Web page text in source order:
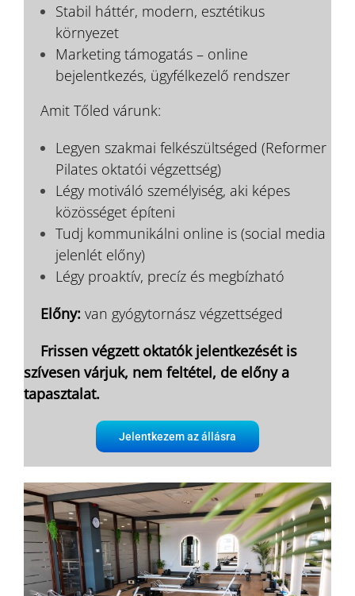
Stabil háttér, modern, esztétikus
környezet
Marketing támogatás – online
bejelentkezés, ügyfélkezelő rendszer
Amit Tőled várunk:
Legyen szakmai felkészültséged (Reformer
Pilates oktatói végzettség)
Légy motiváló személyiség, aki képes
közösséget építeni
Tudj kommunikálni online is (social media
jelenlét előny)
Légy proaktív, precíz és megbízható
Előny: van gyógytornász végzettséged
Frissen végzett oktatók jelentkezését is
szívesen várjuk, nem feltétel, de előny a
tapasztalat.
Jelentkezem az állásra